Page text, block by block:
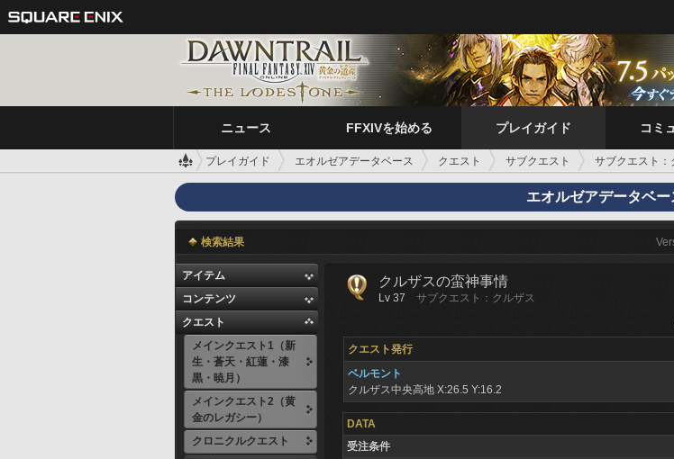
ニュース FFXIVを始める プレイガイド コミ
プレイガイド エオルゼアデータベース クエスト サブクエスト サブクエスト：
エオルゼアデータベー
検索結果
アイテム
コンテンツ
クエスト
メインクエスト1（新
生・蒼天・紅蓮・漆
黒・暁月）
メインクエスト2（黄
金のレガシー）
クロニクルクエスト
クルザスの蛮神事情
Lv 37
サブクエスト：クルザス
クエスト発行
ベルモント
クルザス中央高地 X:26.5 Y:16.2
DATA
受注条件